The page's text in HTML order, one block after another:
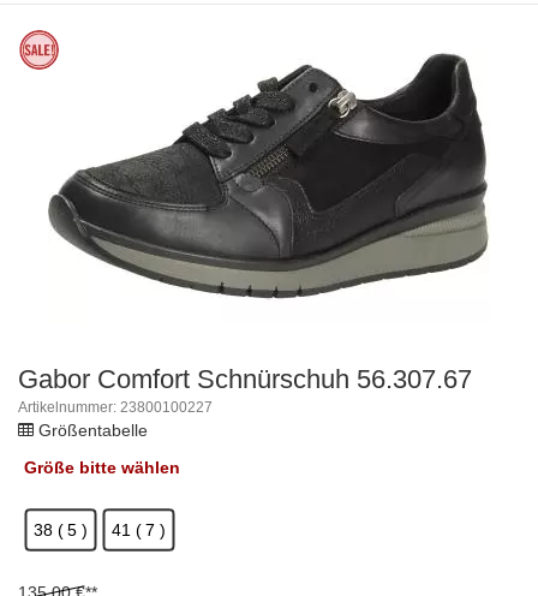
Gabor Comfort Schnürschuh 56.307.67
Artikelnummer: 23800100227
Größentabelle
Größe bitte wählen
38 ( 5 ) 41 ( 7 )